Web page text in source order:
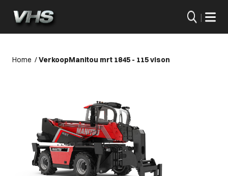
|
Home /VerkoopManitou mrt 1845 - 115 vison